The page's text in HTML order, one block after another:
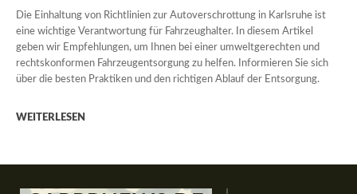
Die Einhaltung von Richtlinien zur Autoverschrottung in Karlsruhe ist
eine wichtige Verantwortung für Fahrzeughalter. In diesem Artikel
geben wir Empfehlungen, um Ihnen bei einer umweltgerechten und
rechtskonformen Fahrzeugentsorgung zu helfen. Informieren Sie sich
über die besten Praktiken und den richtigen Ablauf der Entsorgung.
WEITERLESEN